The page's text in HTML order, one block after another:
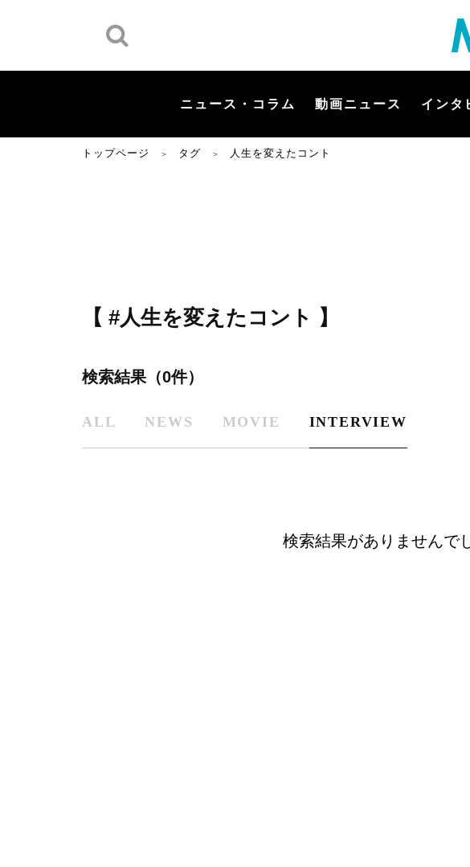
ニュース・コラム 動画ニュース インタ
トップページ ＞ タグ ＞ 人生を変えたコント
【 #人生を変えたコント 】
検索結果（0件）
ALL NEWS MOVIE INTERVIEW
検索結果がありませんで